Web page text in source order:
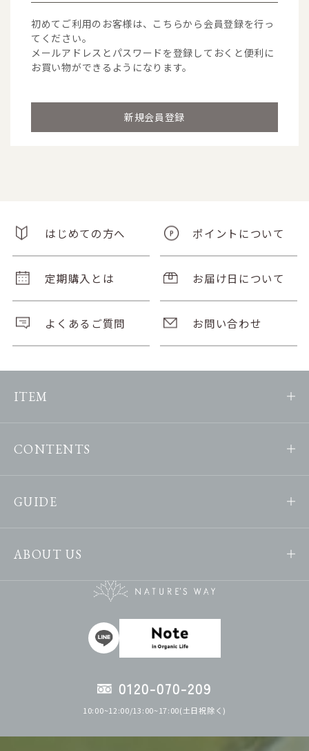
初めてご利用のお客様は、こちらから会員登録を行っ
てください。
メールアドレスとパスワードを登録しておくと便利に
お買い物ができるようになります。
はじめての方へ ポイントについて
定期購入とは お届け日について
よくあるご質問 お問い合わせ
ITEM
CONTENTS
GUIDE
ABOUT US
0120-070-209
10:00~12:00/13:00~17:00(土日祝除く)